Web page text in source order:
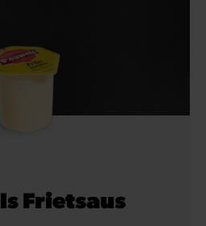
Frietsaus